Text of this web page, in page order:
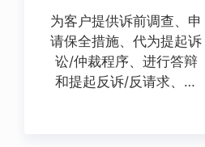
为客户提供诉前调查、申
请保全措施、代为提起诉
讼/仲裁程序、进行答辩
和提起反诉/反请求、争